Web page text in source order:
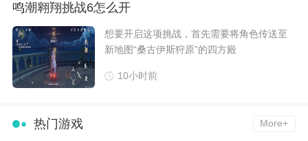
鸣潮翱翔挑战6怎么开
​想要开启这项挑战，首先需要将角色传送至
新地图“桑古伊斯狩原”的四方殿
10小时前
热门游戏 More+